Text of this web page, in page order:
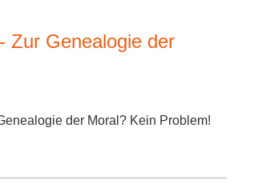
Zur Genealogie der
der Moral? Kein Problem!